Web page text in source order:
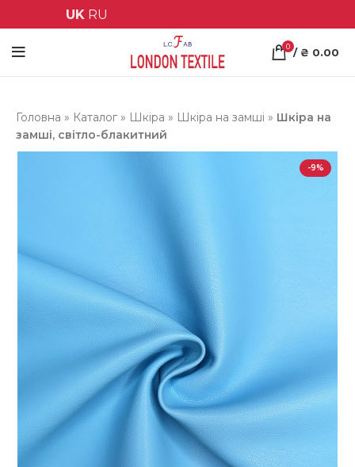
UK RU
0 / ₴ 0.00
Головна » Каталог » Шкіра » Шкіра на замші » Шкіра на
замші, світло-блакитний
-9%